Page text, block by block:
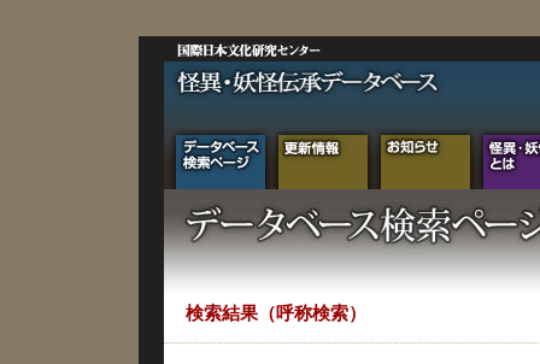
検索結果（呼称検索）